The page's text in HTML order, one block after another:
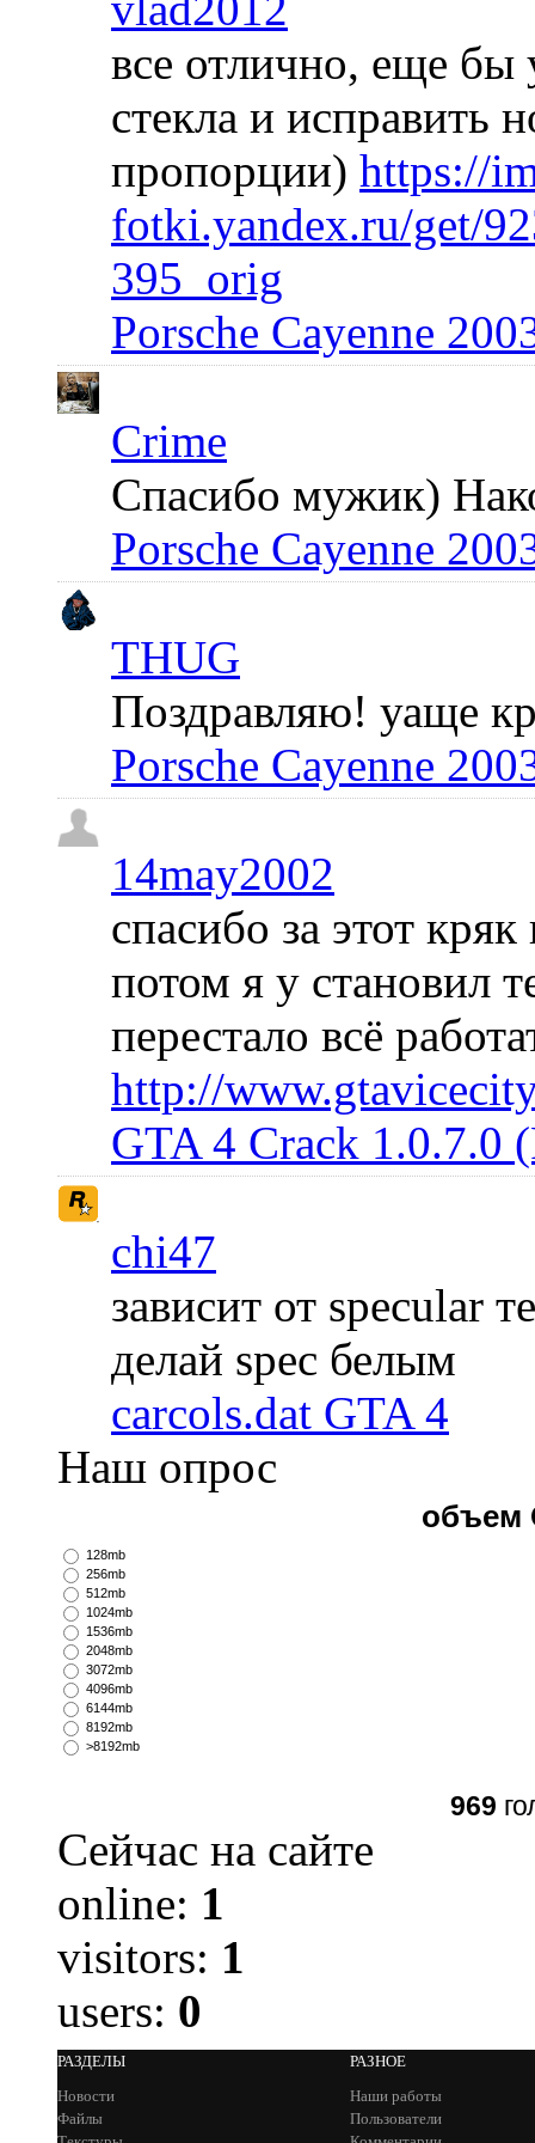
все отлично, еще бы
стекла и исправить
пропорции) https://
fotki.yandex.ru/get/
395_orig
Porsche Cayenne
Crime
Спасибо мужик)
Porsche Cayenne
THUG
Поздравляю! уаще
Porsche Cayenne
14may2002
спасибо за этот
потом я у становил
перестало всё
http://
GTA 4 Crack 1.0.7.0
chi47
зависит от specular
делай spec белым
carcols.dat GTA 4
Наш опрос
объем
128mb
256mb
512mb
1024mb
1536mb
2048mb
3072mb
4096mb
6144mb
8192mb
>8192mb
969
Сейчас на сайте
online: 1
visitors: 1
users: 0
РАЗДЕЛЫ
Новости
Файлы
РАЗНОЕ
Наши работы
Пользователи